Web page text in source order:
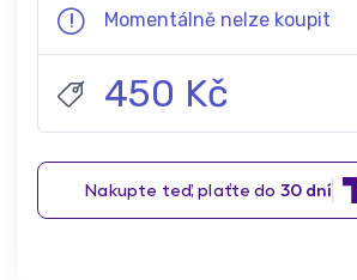
Momentálně nelze koupit
450 Kč